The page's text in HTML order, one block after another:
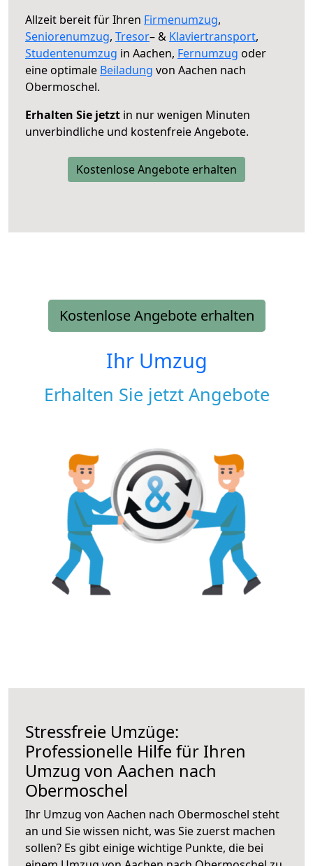
Allzeit bereit für Ihren Firmenumzug,
Seniorenumzug, Tresor– & Klaviertransport,
Studentenumzug in Aachen, Fernumzug oder
eine optimale Beiladung von Aachen nach
Obermoschel.
Erhalten Sie jetzt in nur wenigen Minuten
unverbindliche und kostenfreie Angebote.
Kostenlose Angebote erhalten
Kostenlose Angebote erhalten
Ihr Umzug
Erhalten Sie jetzt Angebote
Stressfreie Umzüge:
Professionelle Hilfe für Ihren
Umzug von Aachen nach
Obermoschel
Ihr Umzug von Aachen nach Obermoschel steht
an und Sie wissen nicht, was Sie zuerst machen
sollen? Es gibt einige wichtige Punkte, die bei